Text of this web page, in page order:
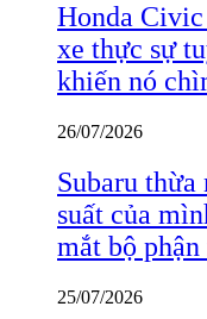
Honda
xe thực sự
khiến nó
26/07/2026
Subaru thừa
suất của
mắt bộ
25/07/2026